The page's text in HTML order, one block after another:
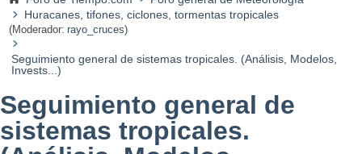
Huracanes, tifones, ciclones, tormentas tropicales
(Moderador: rayo_cruces)
Seguimiento general de sistemas tropicales. (Análisis, Modelos,
Invests...)
Seguimiento general de
sistemas tropicales.